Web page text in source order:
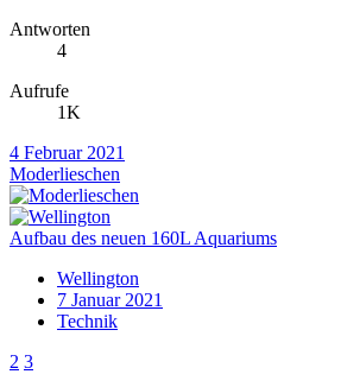
Antworten
4
Aufrufe
1K
4 Februar 2021
Moderlieschen
Aufbau des neuen 160L Aquariums
Wellington
7 Januar 2021
Technik
2 3